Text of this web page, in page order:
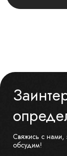
Свяжись с нами,
обсудим!